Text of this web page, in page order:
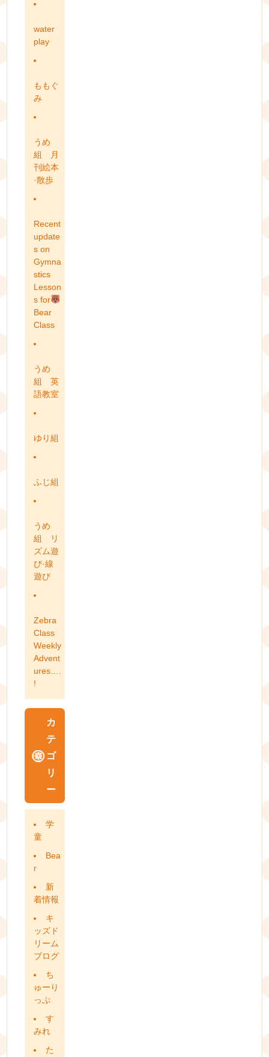
water
play
ももぐ
み
うめ
組 月
刊絵本
·散歩
Recent
update
s on
Gymna
stics
Lesson
s for
Bear
Class
うめ
組 英
語教室
ゆり組
ふじ組
うめ
組 リ
ズム遊
び·線
遊び
Zebra
Class
Weekly
Advent
ures….
!
カ
テ
ゴ
リ
ー
学
童
Bea
r
新
着情報
キ
ッズド
リーム
ブログ
ち
ゅーり
っぷ
す
みれ
た